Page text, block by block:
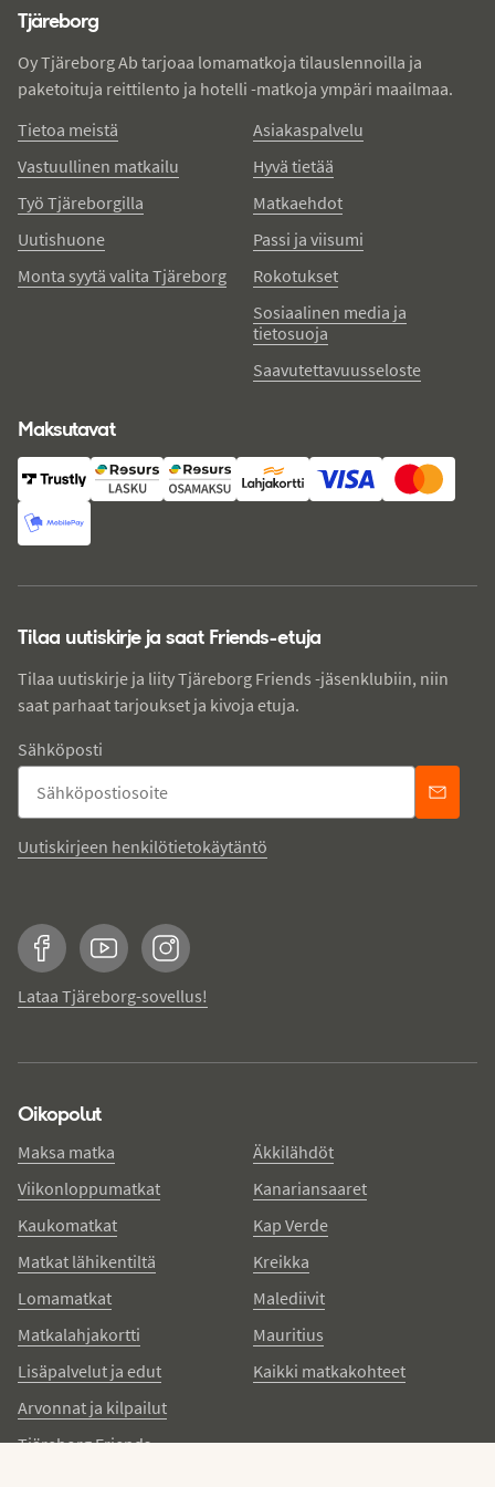
Tjäreborg
Oy Tjäreborg Ab tarjoaa lomamatkoja tilauslennoilla ja
paketoituja reittilento ja hotelli -matkoja ympäri maailmaa.
Tietoa meistä
Vastuullinen matkailu
Työ Tjäreborgilla
Uutishuone
Monta syytä valita Tjäreborg
Asiakaspalvelu
Hyvä tietää
Matkaehdot
Passi ja viisumi
Rokotukset
Sosiaalinen media ja
tietosuoja
Saavutettavuusseloste
Maksutavat
Tilaa uutiskirje ja saat Friends-etuja
Tilaa uutiskirje ja liity Tjäreborg Friends -jäsenklubiin, niin
saat parhaat tarjoukset ja kivoja etuja.
Sähköposti
Uutiskirjeen henkilötietokäytäntö
FacebookYouTubeInstagram
Lataa Tjäreborg-sovellus!
Oikopolut
Maksa matka
Viikonloppumatkat
Kaukomatkat
Matkat lähikentiltä
Lomamatkat
Matkalahjakortti
Lisäpalvelut ja edut
Arvonnat ja kilpailut
Tjäreborg Friends
Äkkilähdöt
Kanariansaaret
Kap Verde
Kreikka
Malediivit
Mauritius
Kaikki matkakohteet